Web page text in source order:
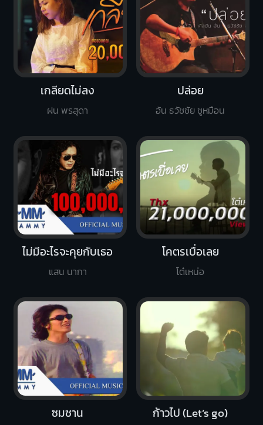
เกลียดไม่ลง
ฝน พรสุดา
ปล่อย
อ้น ธวัชชัย ชูหมือน
ไม่มีอะไรจะคุยกับเธอ
แสน นากา
โคตรเบื่อเลย
โต๋เหน่อ
ซมซาน ก้าวไป (Let’s go)